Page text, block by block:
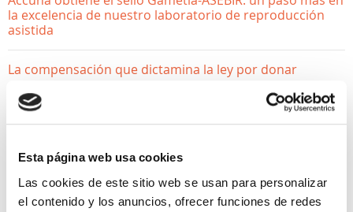
Esta página web usa cookies
Las cookies de este sitio web se usan para personalizar
el contenido y los anuncios, ofrecer funciones de redes
la excelencia de nuestro laboratorio de reproducción
asistida
La compensación que dictamina la ley por donar
¿Donar óvulos afecta a mi fertilidad? Desmontamos los